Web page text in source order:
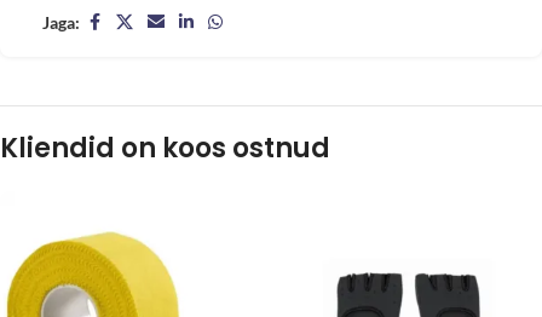
Jaga:
Kliendid on koos ostnud